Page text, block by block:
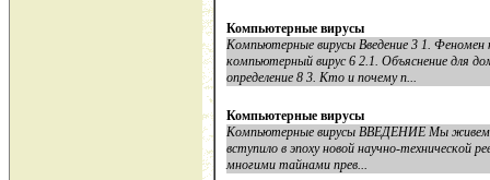
Компьютерные вирусы
Компьютерные вирусы Введение 3 1.
компьютерный вирус 6 2.1. Объяснение для
определение 8 3. Кто и почему п...
Компьютерные вирусы
Компьютерные вирусы ВВЕДЕНИЕ Мы живем
вступило в эпоху новой научно-технической
многими тайнами прев...